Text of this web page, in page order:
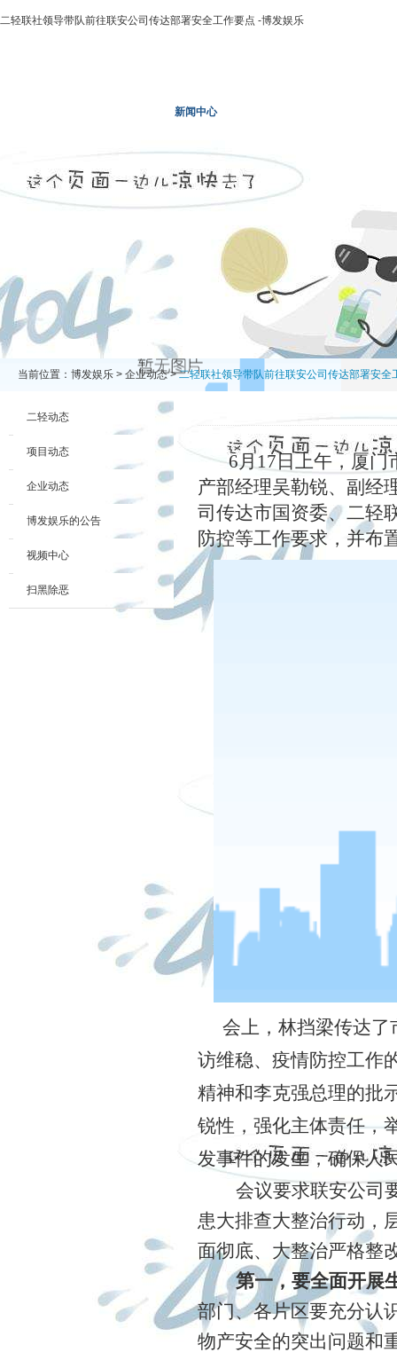
二轻联社领导带队前往联安公司传达部署安全工作要点 -博发娱乐
新闻中心
当前位置： 博发娱乐 > 企业动态>二轻联社领导带队前往联安公司传达部署安全
二轻动态
项目动态
企业动态
博发娱乐的公告
视频中心
扫黑除恶
6月17日上午，厦门
产部经理吴勒锐、副经
司 传达市国资委、二轻
防控等工作要求，并布
会上， 林挡梁传达了
访维稳、疫情防控工作
精神和李克强总理的批
锐性，强化主体责任，
发事件的发生，确保人
会议要求联安公司
患大排查大整治行动，
面彻底、大整治严格整
第一，要全面开展
部门、各片区要充分认
物产安全的突出问题和